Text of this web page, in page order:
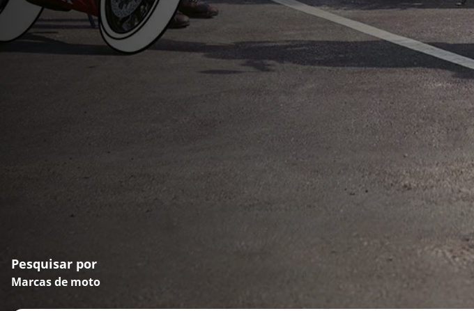
Pesquisar por
Marcas de moto